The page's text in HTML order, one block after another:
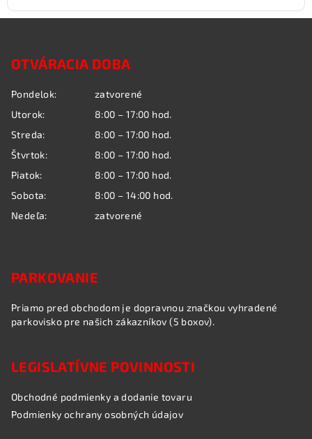
OTVÁRACIA DOBA
Pondelok:
zatvorené
Utorok:
8:00 – 17:00 hod.
Streda:
8:00 – 17:00 hod.
Štvrtok:
8:00 – 17:00 hod.
Piatok:
8:00 – 17:00 hod.
Sobota:
8:00 – 14:00 hod.
Nedeľa:
zatvorené
PARKOVANIE
Priamo pred obchodom je dopravnou značkou vyhradené
parkovisko pre našich zákazníkov (5 boxov).
LEGISLATÍVNE POVINNOSTI
Obchodné podmienky a dodanie tovaru
Podmienky ochrany osobných údajov